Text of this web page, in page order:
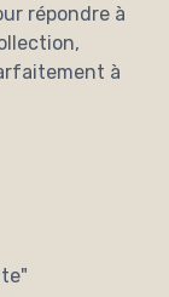
répondre à
à